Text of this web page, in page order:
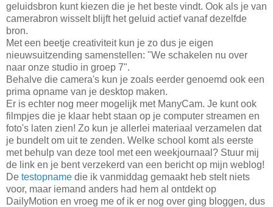
geluidsbron kunt kiezen die je het beste vindt. Ook als je van
camerabron wisselt blijft het geluid actief vanaf dezelfde
bron.
Met een beetje creativiteit kun je zo dus je eigen
nieuwsuitzending samenstellen: "We schakelen nu over
naar onze studio in groep 7".
Behalve die camera's kun je zoals eerder genoemd ook een
prima opname van je desktop maken.
Er is echter nog meer mogelijk met ManyCam. Je kunt ook
filmpjes die je klaar hebt staan op je computer streamen en
foto's laten zien! Zo kun je allerlei materiaal verzamelen dat
je bundelt om uit te zenden. Welke school komt als eerste
met behulp van deze tool met een weekjournaal? Stuur mij
de link en je bent verzekerd van een bericht op mijn weblog!
De testopname die ik vanmiddag gemaakt heb stelt niets
voor, maar iemand anders had hem al ontdekt op
DailyMotion en vroeg me of ik er nog over ging bloggen, dus